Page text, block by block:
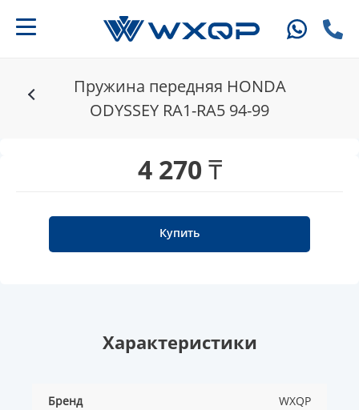
Пружина передняя HONDA
ODYSSEY RA1-RA5 94-99
4 270 ₸
Купить
Характеристики
Бренд WXQP